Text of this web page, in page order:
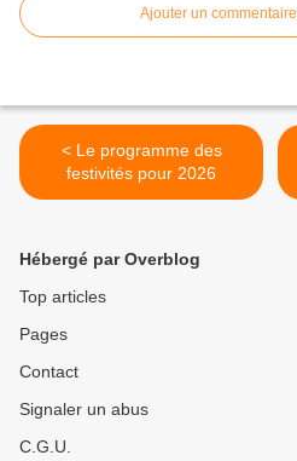
Ajouter un commentaire
< Le programme des
festivités pour 2026
Hébergé par Overblog
Top articles
Pages
Contact
Signaler un abus
C.G.U.